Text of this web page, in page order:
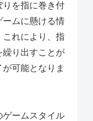
を指に巻き付
ームに懸ける情
れにより、指
り出すことが
可能となりま
ームスタイル